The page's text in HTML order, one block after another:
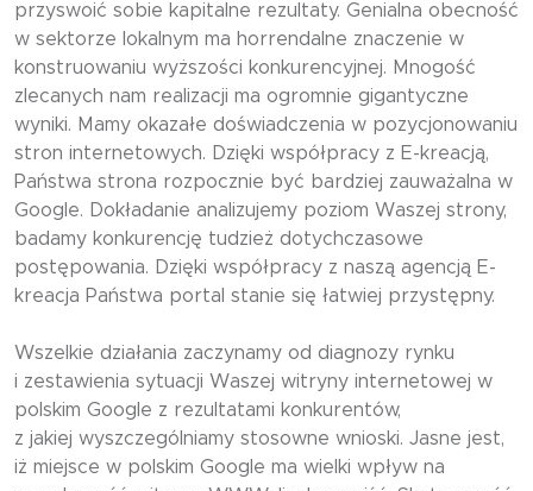
przyswoić sobie kapitalne rezultaty. Genialna obecność
w sektorze lokalnym ma horrendalne znaczenie w
konstruowaniu wyższości konkurencyjnej. Mnogość
zlecanych nam realizacji ma ogromnie gigantyczne
wyniki. Mamy okazałe doświadczenia w pozycjonowaniu
stron internetowych. Dzięki współpracy z E-kreacją,
Państwa strona rozpocznie być bardziej zauważalna w
Google. Dokładanie analizujemy poziom Waszej strony,
badamy konkurencję tudzież dotychczasowe
postępowania. Dzięki współpracy z naszą agencją E-
kreacja Państwa portal stanie się łatwiej przystępny.
Wszelkie działania zaczynamy od diagnozy rynku
i zestawienia sytuacji Waszej witryny internetowej w
polskim Google z rezultatami konkurentów,
z jakiej wyszczególniamy stosowne wnioski. Jasne jest,
iż miejsce w polskim Google ma wielki wpływ na